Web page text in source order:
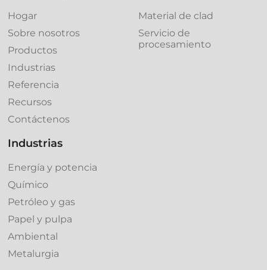
Hogar
Sobre nosotros
Productos
Industrias
Referencia
Recursos
Contáctenos
Material de clad
Servicio de
procesamiento
Industrias
Energía y potencia
Químico
Petróleo y gas
Papel y pulpa
Ambiental
Metalurgia